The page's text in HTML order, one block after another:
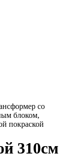
310см